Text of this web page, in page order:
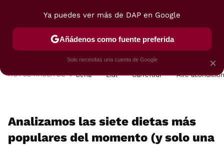
POSTRES VIAJES SELECCIÓN VEGUI
HOY SE HABLA DE Cena Lidl Carrefour Aire
Analizamos las siete dietas más
populares del momento (y solo una
×
Ya puedes ver más de DAP en Google
Añádenos como fuente preferida
Solo necesitas una cuenta de Google